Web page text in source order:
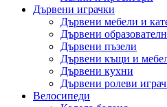
Дървени играчки
Дървени мебели и
Дървени
Дървени пъзели
Дървени къщи и
Дървени кухни
Дървени ролеви
Велосипеди